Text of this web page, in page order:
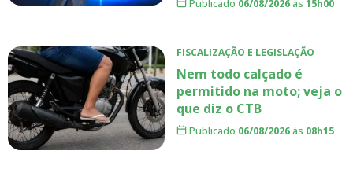
FISCALIZAÇÃO E LEGISLAÇÃO
Nem todo calçado é
permitido na moto; veja o
que diz o CTB
Publicado 06/08/2026às 08h15